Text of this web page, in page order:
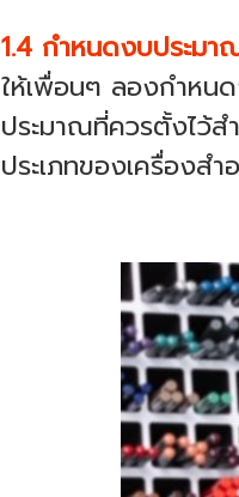
1.4 กำหนดงบประมาณ
ให้เพื่อนๆ ลองกำหน
ประมาณที่ควรตั้งไว้
ประเภทของเครื่องส